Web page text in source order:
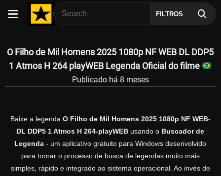
FILTROS
O Filho de Mil Homens 2025 1080p NF WEB DL DDP5
1 Atmos H 264 playWEB Legenda Oficial do filme
Publicado há 8 meses
Baixe a legenda O Filho de Mil Homens 2025 1080p NF WEB-
DL DDP5 1 Atmos H 264-playWEB usando o Buscador de
Legenda - um aplicativo gratuito para Windows desenvolvido
para tornar o processo de busca de legendas muito mais
simples, rápido e integrado ao sistema operacional. Ao invés de